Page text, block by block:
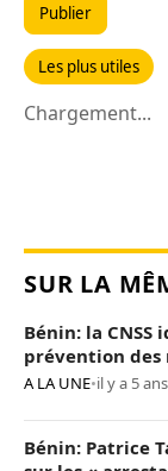
Publier
Les plus utiles
Chargement...
SUR LA
Bénin: la
prévention des
A LA UNE•il y a 5 ans
Bénin: Patrice